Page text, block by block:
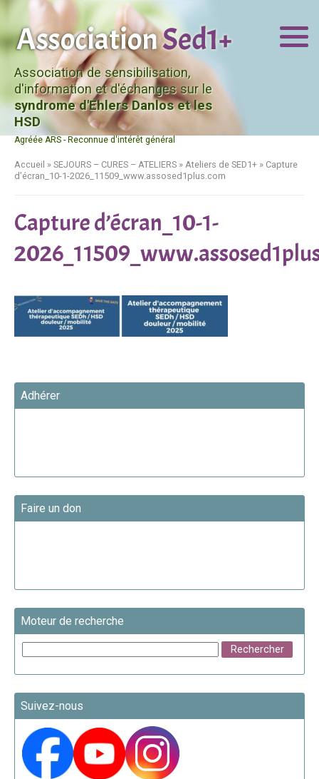
Association de sensibilisation,
d'information et d'échanges sur le
syndrome d'Ehlers Danlos et les
HSD
Agréée ARS - Reconnue d'intérêt général
Accueil » SEJOURS – CURES – ATELIERS » Ateliers de SED1+ » Capture
d’écran_10-1-2026_11509_www.assosed1plus.com
Capture d’écran_10-1-
Adhérer
Faire un don
Moteur de recherche
Suivez-nous